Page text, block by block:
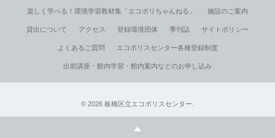
楽しく学べる！環境学習教材集「エコポリちゃんねる」 施設のご案内
貸出について アクセス 登録環境団体 季刊誌 サイトポリシー
よくあるご質問 エコポリスセンター各種登録制度
出前講座・館内学習・館内案内などのお申し込み
© 2026 板橋区立エコポリスセンター